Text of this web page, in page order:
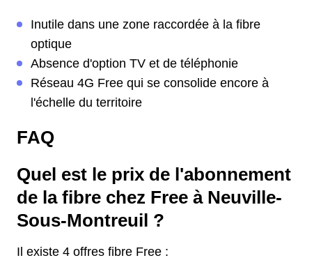
Inutile dans une zone raccordée à la fibre
optique
Absence d'option TV et de téléphonie
Réseau 4G Free qui se consolide encore à
l'échelle du territoire
FAQ
Quel est le prix de l'abonnement
de la fibre chez Free à Neuville-
Sous-Montreuil ?
Il existe 4 offres fibre Free :